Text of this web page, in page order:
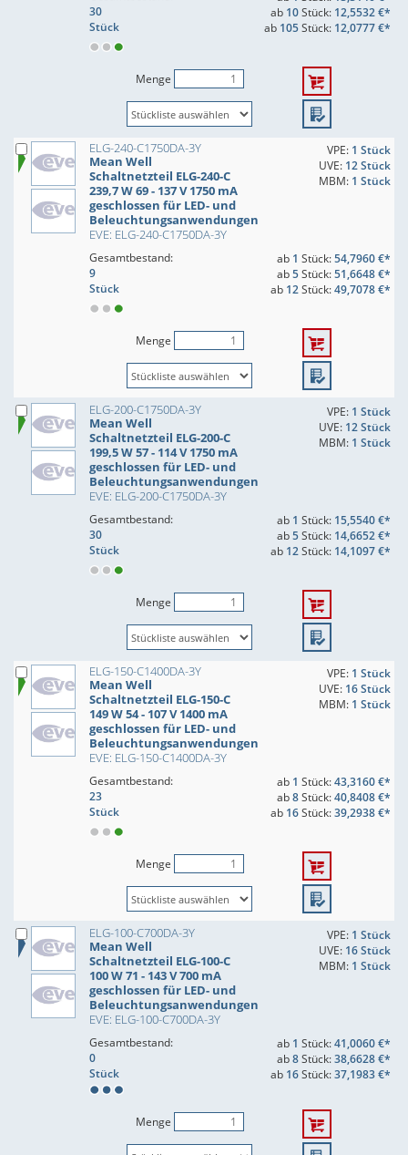
30
Stück
ab 10Stück: 12,5532 €*
ab 105Stück: 12,0777 €*
Menge
ELG-240-C1750DA-3Y
Mean Well
Schaltnetzteil ELG-240-C
239,7 W 69 - 137 V 1750 mA
geschlossen für LED- und
Beleuchtungsanwendungen
EVE: ELG-240-C1750DA-3Y
VPE: 1 Stück
UVE: 12 Stück
MBM: 1 Stück
Gesamtbestand:
9
Stück
ab 1 Stück:54,7960 €*
ab5Stück:51,6648 €*
ab 12Stück:49,7078 €*
Menge
ELG-200-C1750DA-3Y
Mean Well
Schaltnetzteil ELG-200-C
199,5 W 57 - 114 V 1750 mA
geschlossen für LED- und
Beleuchtungsanwendungen
EVE: ELG-200-C1750DA-3Y
VPE: 1 Stück
UVE: 12 Stück
MBM: 1 Stück
Gesamtbestand:
30
Stück
ab 1 Stück: 15,5540 €*
ab5Stück: 14,6652 €*
ab 12Stück: 14,1097 €*
Menge
ELG-150-C1400DA-3Y
Mean Well
Schaltnetzteil ELG-150-C
149 W 54 - 107 V 1400 mA
geschlossen für LED- und
Beleuchtungsanwendungen
EVE: ELG-150-C1400DA-3Y
VPE: 1 Stück
UVE: 16 Stück
MBM: 1 Stück
Gesamtbestand:
23
Stück
ab 1 Stück:43,3160 €*
ab8Stück:40,8408 €*
ab 16Stück:39,2938 €*
Menge
ELG-100-C700DA-3Y
Mean Well
Schaltnetzteil ELG-100-C
100 W 71 - 143 V 700 mA
geschlossen für LED- und
Beleuchtungsanwendungen
EVE: ELG-100-C700DA-3Y
VPE: 1 Stück
UVE: 16 Stück
MBM: 1 Stück
Gesamtbestand:
0
Stück
ab 1 Stück:41,0060 €*
ab8Stück:38,6628 €*
ab 16Stück:37,1983 €*
Menge